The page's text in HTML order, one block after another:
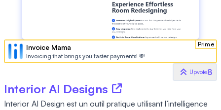
Prime
Invoice Mama
Invoicing that brings you faster payments! 💸
Upvote8
Interior AI Designs
Interior AI Design est un outil pratique utilisant l’intelligence